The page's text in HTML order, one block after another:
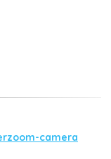
camera